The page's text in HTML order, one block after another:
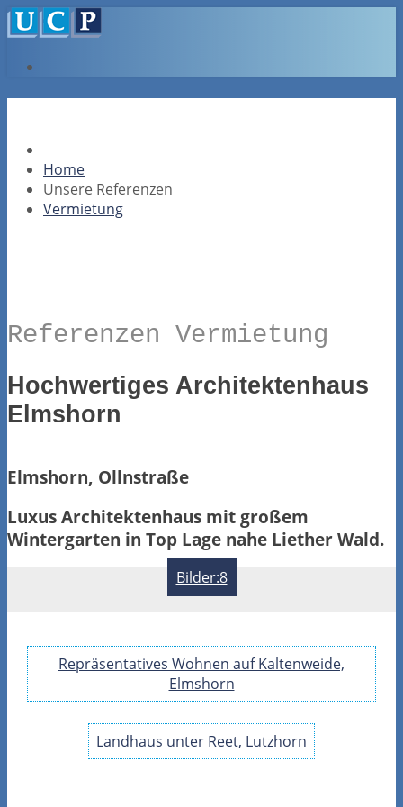
Home
Unsere Referenzen
Vermietung
Referenzen Vermietung
Hochwertiges Architektenhaus
Elmshorn
Elmshorn, Ollnstraße
Luxus Architektenhaus mit großem
Wintergarten in Top Lage nahe Liether Wald.
Bilder:8
Repräsentatives Wohnen auf Kaltenweide,
Elmshorn
Landhaus unter Reet, Lutzhorn